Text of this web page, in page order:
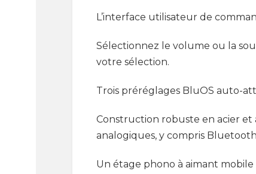
L’interface utilisateur de
Sélectionnez le volume ou la
votre sélection.
Trois préréglages BluOS auto-
Construction robuste en acier et
analogiques, y compris
Un étage phono à aimant